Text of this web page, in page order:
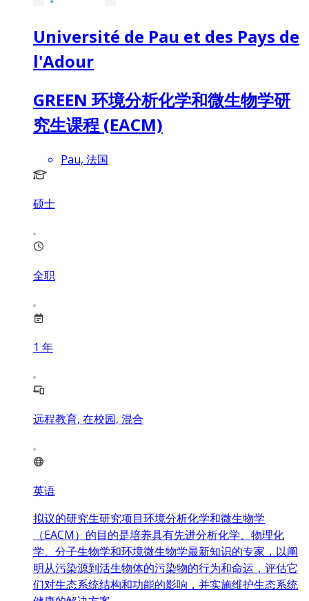
Université de Pau et des Pays de
l'Adour
GREEN 环境分析化学和微生物学研
究生课程 (EACM)
Pau, 法国
硕士
全职
1 年
远程教育, 在校园, 混合
英语
拟议的研究生研究项目环境分析化学和微生物学
（EACM）的目的是培养具有先进分析化学、物理化
学、分子生物学和环境微生物学最新知识的专家，以阐
明从污染源到活生物体的污染物的行为和命运，评估它
们对生态系统结构和功能的影响，并实施维护生态系统